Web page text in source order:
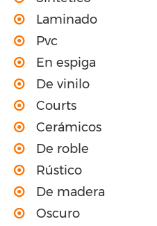
Laminado
Pvc
En espiga
De vinilo
Courts
Cerámicos
De roble
Rústico
De madera
Oscuro